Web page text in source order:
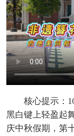
核心提示：
黑白键上轻盈起
庆中秋假期，第